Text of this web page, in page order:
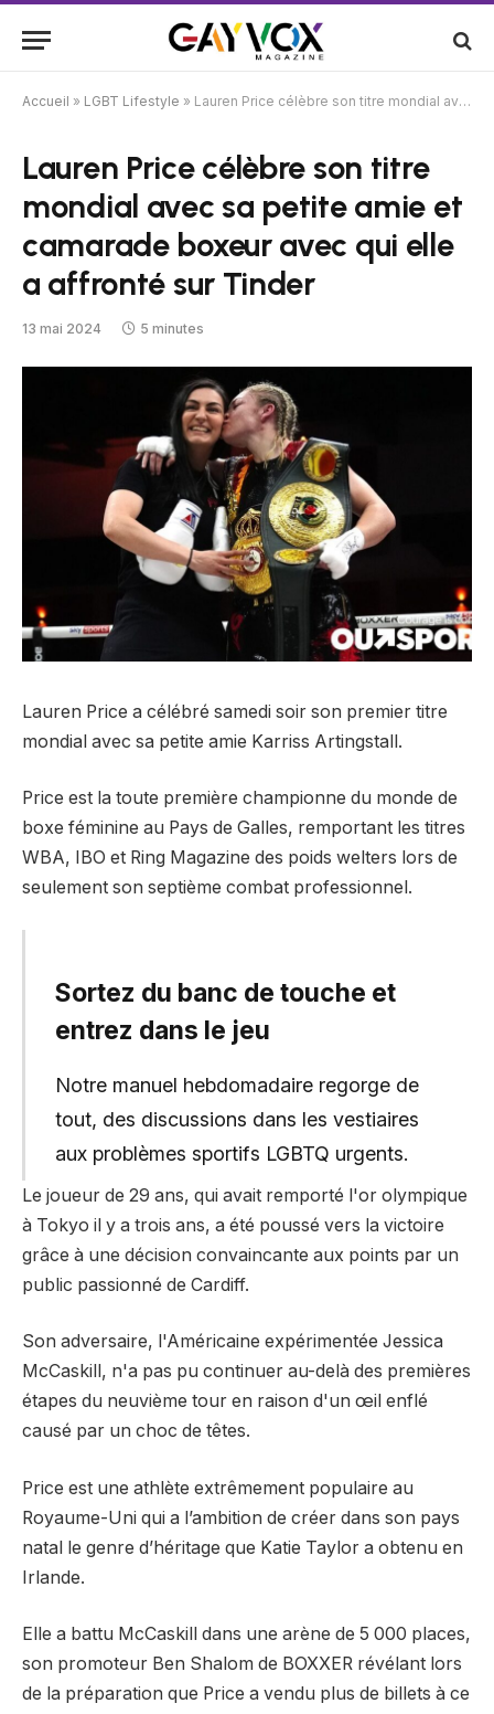
Accueil » LGBT Lifestyle » Lauren Price célèbre son titre mondial avec sa petite amie et camarade boxeur avec qui elle a affronté sur Tinder
Lauren Price célèbre son titre
mondial avec sa petite amie et
camarade boxeur avec qui elle
a affronté sur Tinder
13 mai 2024 5 minutes
Lauren Price a célébré samedi soir son premier titre
mondial avec sa petite amie Karriss Artingstall.
Price est la toute première championne du monde de
boxe féminine au Pays de Galles, remportant les titres
WBA, IBO et Ring Magazine des poids welters lors de
seulement son septième combat professionnel.
Sortez du banc de touche et
entrez dans le jeu
Notre manuel hebdomadaire regorge de
tout, des discussions dans les vestiaires
aux problèmes sportifs LGBTQ urgents.
Le joueur de 29 ans, qui avait remporté l'or olympique
à Tokyo il y a trois ans, a été poussé vers la victoire
grâce à une décision convaincante aux points par un
public passionné de Cardiff.
Son adversaire, l'Américaine expérimentée Jessica
McCaskill, n'a pas pu continuer au-delà des premières
étapes du neuvième tour en raison d'un œil enflé
causé par un choc de têtes.
Price est une athlète extrêmement populaire au
Royaume-Uni qui a l’ambition de créer dans son pays
natal le genre d’héritage que Katie Taylor a obtenu en
Irlande.
Elle a battu McCaskill dans une arène de 5 000 places,
son promoteur Ben Shalom de BOXXER révélant lors
de la préparation que Price a vendu plus de billets à ce